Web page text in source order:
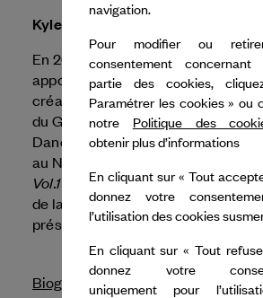
Kyle Abraham
En 2026, Dance Reflections by
apporte son soutien à Kyle
création,White Space,et sa
du Grand Théâtre de Genève,
Dance Reflections apporte
au NYU Skirball pour la
Vol.1
de A.I.M by Kyle Abraham,
de la danse et au Théâtre de la
présentation deWhite Space.
Biographie
navigation.
Pour modifier ou
consentement
partie des cookies,
Paramétrer les cookies » ou
notre Politique des
obtenir plus d’informations
En cliquant sur « Tout
donnez votre
l’utilisation des cookies
En cliquant sur « Tout
donnez votre
uniquement pour